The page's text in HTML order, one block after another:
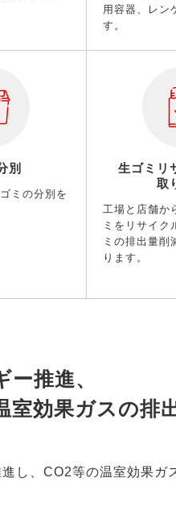
用容器、レン
す。
別
ミの分別を
生ゴミリ
取
工場と店舗か
ミをリサイク
ミの排出量削
ります。
推進、
室効果ガスの排
し、CO2等の温室効果ガ